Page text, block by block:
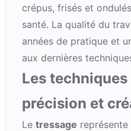
crépus, frisés et
santé. La qualité du
années de pratique et
aux dernières
Les techniques
précision et
Le tressage